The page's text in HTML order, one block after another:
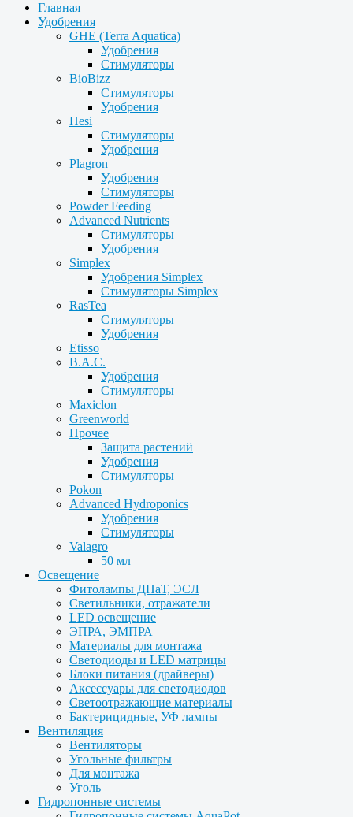
Главная
Удобрения
GHE (Terra Aquatica)
Удобрения
Стимуляторы
BioBizz
Стимуляторы
Удобрения
Hesi
Стимуляторы
Удобрения
Plagron
Удобрения
Стимуляторы
Powder Feeding
Advanced Nutrients
Стимуляторы
Удобрения
Simplex
Удобрения Simplex
Стимуляторы Simplex
RasTea
Стимуляторы
Удобрения
Etisso
B.A.C.
Удобрения
Стимуляторы
Maxiclon
Greenworld
Прочее
Защита растений
Удобрения
Стимуляторы
Pokon
Advanced Hydroponics
Удобрения
Стимуляторы
Valagro
50 мл
Освещение
Фитолампы ДНаТ, ЭСЛ
Светильники, отражатели
LED освещение
ЭПРА, ЭМПРА
Материалы для монтажа
Светодиоды и LED матрицы
Блоки питания (драйверы)
Аксессуары для светодиодов
Светоотражающие материалы
Бактерицидные, УФ лампы
Вентиляция
Вентиляторы
Угольные фильтры
Для монтажа
Уголь
Гидропонные системы